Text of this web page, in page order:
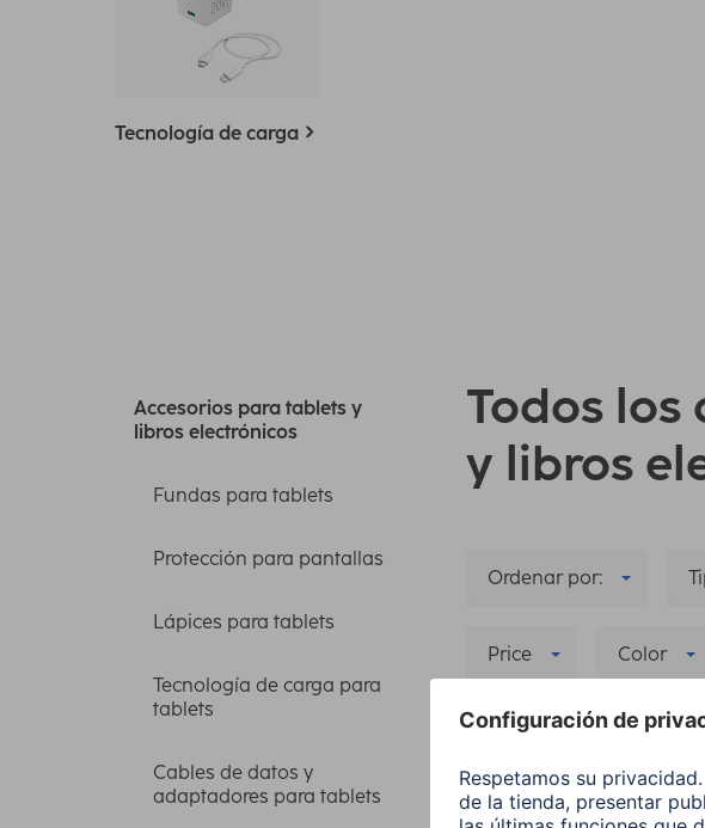
Tecnología de carga
Accesorios para tablets y
libros electrónicos
Fundas para tablets
Protección para pantallas
Lápices para tablets
Tecnología de carga para
tablets
Cables de datos y
adaptadores para tablets
Todos
y libros
Ordenar por:
Price Color
Potencia de Entrada